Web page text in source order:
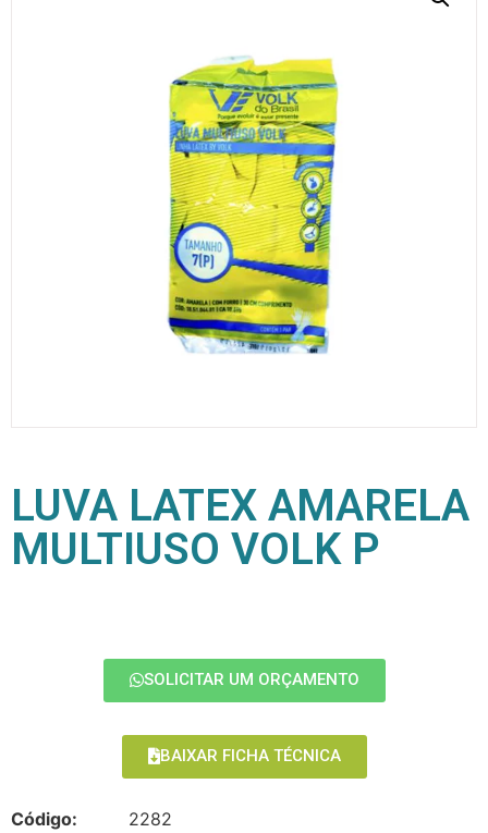
LUVA LATEX AMARELA
MULTIUSO VOLK P
SOLICITAR UM ORÇAMENTO
BAIXAR FICHA TÉCNICA
Código:
2282